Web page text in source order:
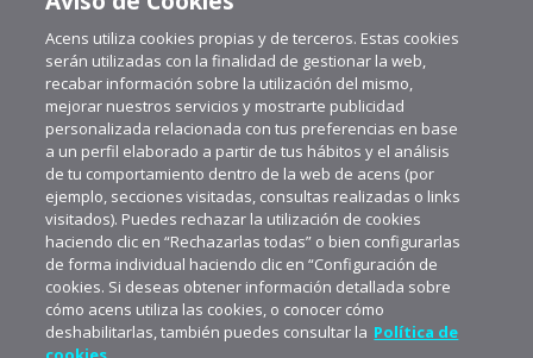
Acens utiliza cookies propias y de terceros. Estas cookies
serán utilizadas con la finalidad de gestionar la web,
recabar información sobre la utilización del mismo,
mejorar nuestros servicios y mostrarte publicidad
personalizada relacionada con tus preferencias en base
a un perfil elaborado a partir de tus hábitos y el análisis
de tu comportamiento dentro de la web de acens (por
ejemplo, secciones visitadas, consultas realizadas o links
visitados). Puedes rechazar la utilización de cookies
haciendo clic en “Rechazarlas todas” o bien configurarlas
de forma individual haciendo clic en “Configuración de
cookies. Si deseas obtener información detallada sobre
cómo acens utiliza las cookies, o conocer cómo
deshabilitarlas, también puedes consultar la Política de